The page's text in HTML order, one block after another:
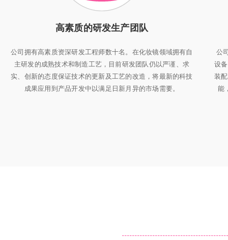
高素质的研发生产团队
公司拥有高素质资深研发工程师数十名。在化妆镜领域拥有自
主研发的成熟技术和制造工艺，目前研发团队仍以严谨、求
实、创新的态度保证技术的更新及工艺的改造，将最新的科技
成果应用到产品开发中以满足日新月异的市场需要。
公
设
装
能